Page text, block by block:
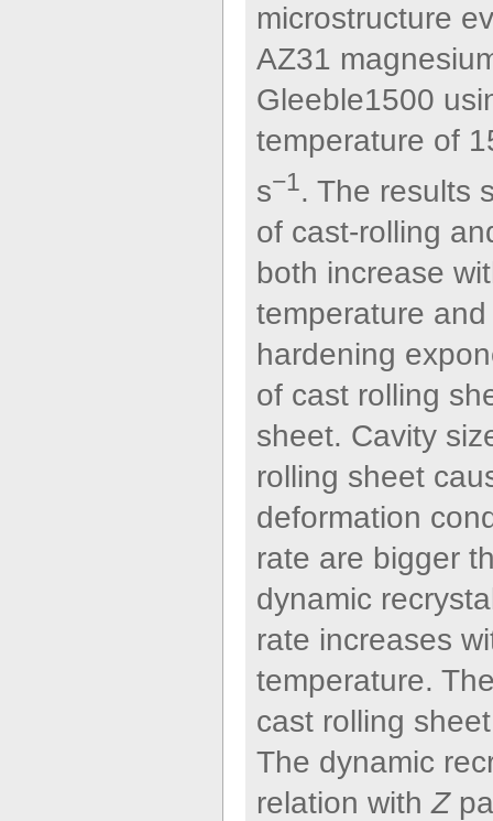
microstructure
AZ31
Gleeble1500
temperature of
s−1. The results
of cast-rolling
both increase
temperature
hardening
of cast rolling
sheet. Cavity
rolling sheet
deformation
rate are bigger
dynamic
rate increases
temperature.
cast rolling
The dynamic
relation withZ